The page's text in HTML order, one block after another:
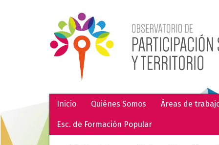
Inicio Quiénes Somos Áreas de
Esc. de Formación Popular